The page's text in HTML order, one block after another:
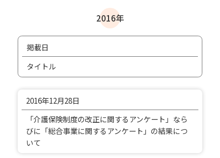
2016年
掲載日
タイトル
2016年12月28日
「介護保険制度の改正に関するアンケート」なら
びに「総合事業に関するアンケート」の結果につ
いて